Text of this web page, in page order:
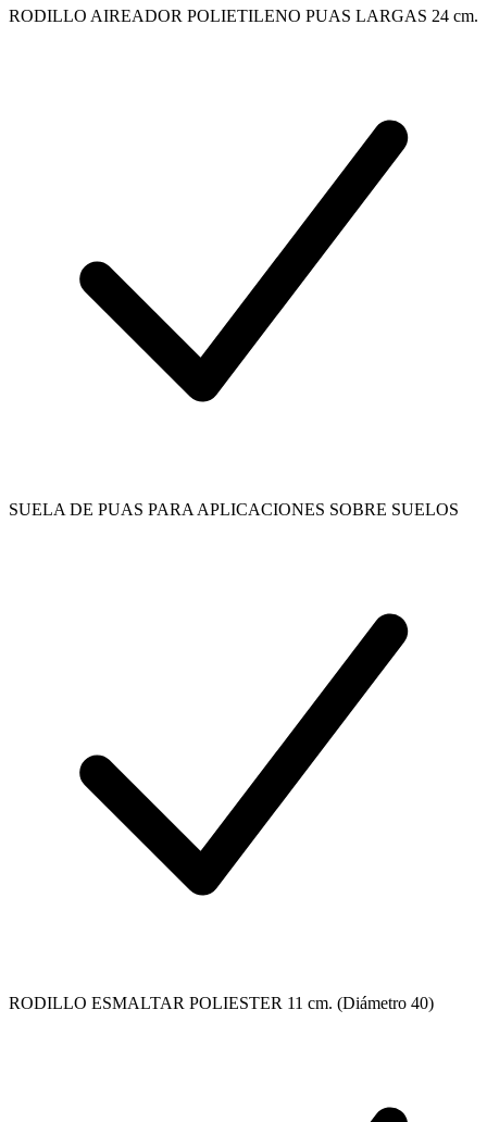
RODILLO AIREADOR POLIETILENO PUAS LARGAS 24 cm.
SUELA DE PUAS PARA APLICACIONES SOBRE SUELOS
RODILLO ESMALTAR POLIESTER 11 cm. (Diámetro 40)